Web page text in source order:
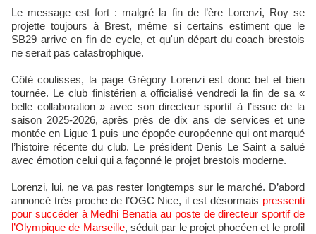
Le message est fort : malgré la fin de l’ère Lorenzi, Roy se
projette toujours à Brest, même si certains estiment que le
SB29 arrive en fin de cycle, et qu'un départ du coach brestois
ne serait pas catastrophique.
Côté coulisses, la page Grégory Lorenzi est donc bel et bien
tournée. Le club finistérien a officialisé vendredi la fin de sa «
belle collaboration » avec son directeur sportif à l’issue de la
saison 2025‑2026, après près de dix ans de services et une
montée en Ligue 1 puis une épopée européenne qui ont marqué
l’histoire récente du club. Le président Denis Le Saint a salué
avec émotion celui qui a façonné le projet brestois moderne.
Lorenzi, lui, ne va pas rester longtemps sur le marché. D’abord
annoncé très proche de l’OGC Nice, il est désormais pressenti
pour succéder à Medhi Benatia au poste de directeur sportif de
l’Olympique de Marseille, séduit par le projet phocéen et le profil